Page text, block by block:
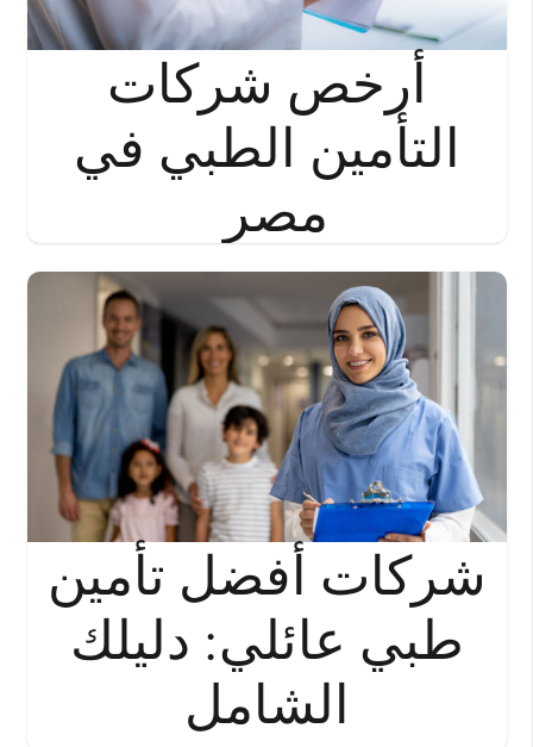
أرخص شركات
التأمين الطبي في
مصر
شركات أفضل تأمين
طبي عائلي: دليلك
الشامل